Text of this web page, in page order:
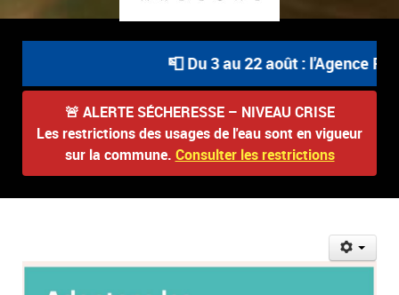
📮 Du 3 au 22 août : l'Agence
🚨 ALERTE SÉCHERESSE – NIVEAU CRISE
Les restrictions des usages de l'eau sont en vigueur
sur la commune. Consulter les restrictions